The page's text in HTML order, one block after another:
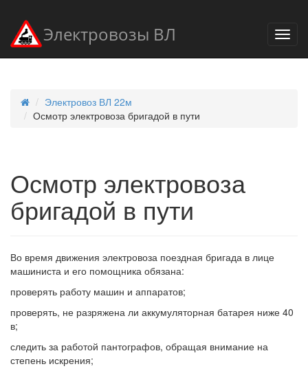
Электровозы ВЛ
Электровоз ВЛ 22м
Осмотр электровоза бригадой в пути
Осмотр электровоза
бригадой в пути
Во время движения электровоза поездная бригада в лице
машиниста и его помощника обязана:
проверять работу машин и аппаратов;
проверять, не разряжена ли аккумуляторная батарея ниже 40
в;
следить за работой пантографов, обращая внимание на
степень искрения;